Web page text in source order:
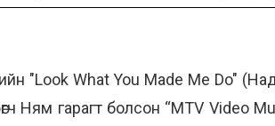
"Look What You Made Me Do"
Ням гарагт болсон “MTV